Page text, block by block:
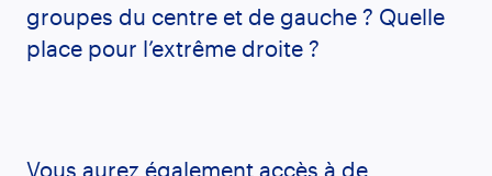
groupes du centre et de gauche ? Quelle
place pour l’extrême droite ?
Vous aurez également accès à de